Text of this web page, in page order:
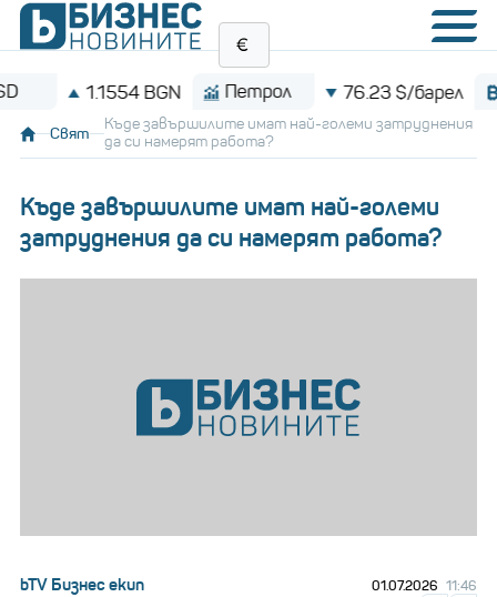
1.1554 BGN Петрол 76.23 $/барел
Свят
Къде завършилите имат най-големи затруднения
да си намерят работа?
Къде завършилите имат най-големи
затруднения да си намерят работа?
bTV Бизнес екип 01.07.2026 11:46